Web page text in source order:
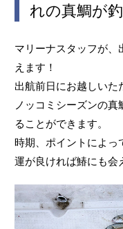
れの真鯛が
マリーナスタッフが、
えます！
出航前日にお越しいた
ノッコミシーズンの
ることができます。
時期、ポイントによっ
運が良ければ鰆にも会